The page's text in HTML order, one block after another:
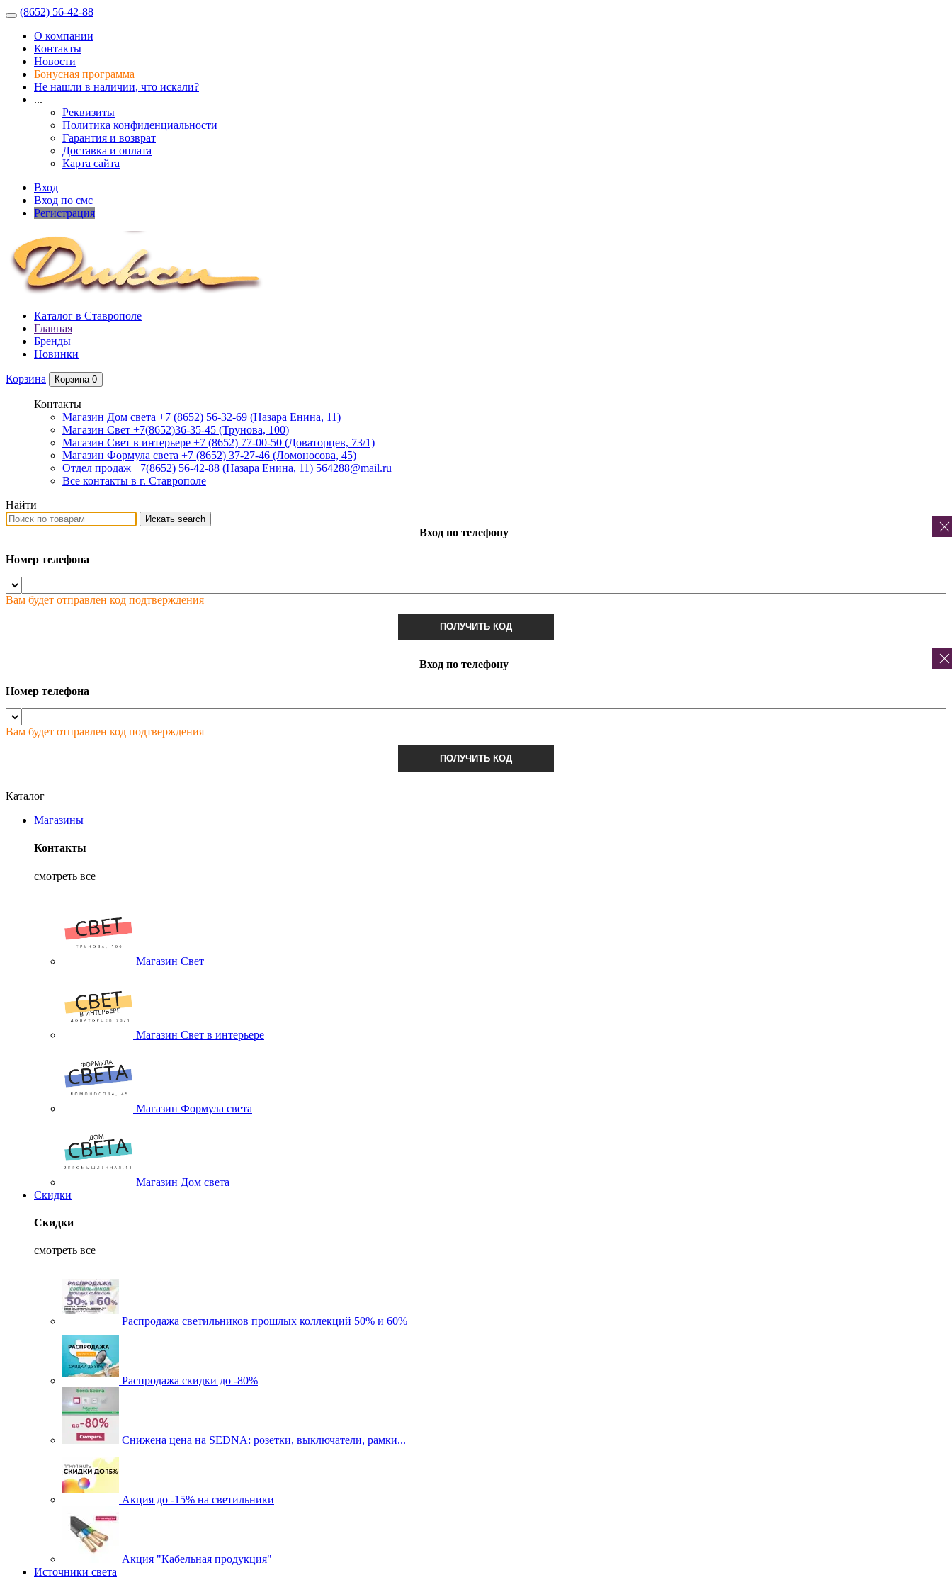
(8652) 56-42-88
О компании
Контакты
Новости
Бонусная программа
Не нашли в наличии, что искали?
...
Реквизиты
Политика конфиденциальности
Гарантия и возврат
Доставка и оплата
Карта сайта
Вход
Вход по смс
Регистрация
Каталог в Ставрополе
Главная
Бренды
Новинки
Корзина Корзина 0
Контакты
Магазин Дом света +7 (8652) 56-32-69 (Назара Енина, 11)
Магазин Свет +7(8652)36-35-45 (Трунова, 100)
Магазин Свет в интерьере +7 (8652) 77-00-50 (Доваторцев, 73/1)
Магазин Формула света +7 (8652) 37-27-46 (Ломоносова, 45)
Отдел продаж +7(8652) 56-42-88 (Назара Енина, 11) 564288@mail.ru
Все контакты в г. Ставрополе
Найти
Искать search
Вход по телефону
Номер телефона
Вам будет отправлен код подтверждения
ПОЛУЧИТЬ КОД
Вход по телефону
Номер телефона
Вам будет отправлен код подтверждения
ПОЛУЧИТЬ КОД
Каталог
Магазины
Контакты
смотреть все
Магазин Свет
Магазин Свет в интерьере
Магазин Формула света
Магазин Дом света
Скидки
Скидки
смотреть все
Распродажа светильников прошлых коллекций 50% и 60%
Распродажа скидки до -80%
Cнижена цена на SEDNA: розетки, выключатели, рамки...
Акция до -15% на светильники
Акция "Кабельная продукция"
Источники света